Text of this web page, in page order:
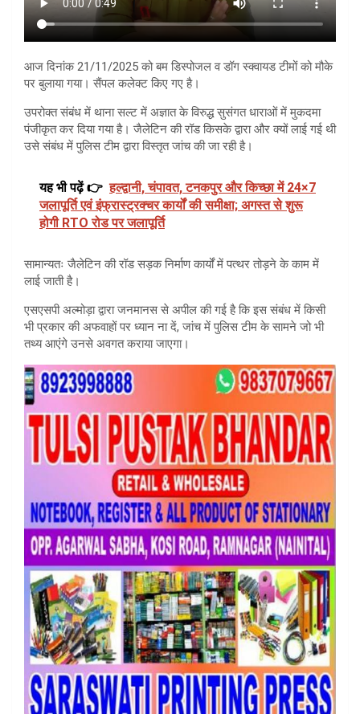
आज दिनांक 21/11/2025 को बम डिस्पोजल व डॉग स्क्वायड टीमों को मौके
पर बुलाया गया। सैंपल कलेक्ट किए गए है।
उपरोक्त संबंध में थाना सल्ट में अज्ञात के विरुद्ध सुसंगत धाराओं में मुकदमा
पंजीकृत कर दिया गया है। जैलेटिन की रॉड किसके द्वारा और क्यों लाई गई थी
उसे संबंध में पुलिस टीम द्वारा विस्तृत जांच की जा रही है।
यह भी पढ़ें 👉 हल्द्वानी, चंपावत, टनकपुर और किच्छा में 24×7
जलापूर्ति एवं इंफ्रास्ट्रक्चर कार्यों की समीक्षा; अगस्त से शुरू
होगी RTO रोड पर जलापूर्ति
सामान्यतः जैलेटिन की रॉड सड़क निर्माण कार्यों में पत्थर तोड़ने के काम में
लाई जाती है।
एसएसपी अल्मोड़ा द्वारा जनमानस से अपील की गई है कि इस संबंध में किसी
भी प्रकार की अफवाहों पर ध्यान ना दें, जांच में पुलिस टीम के सामने जो भी
तथ्य आएंगे उनसे अवगत कराया जाएगा।